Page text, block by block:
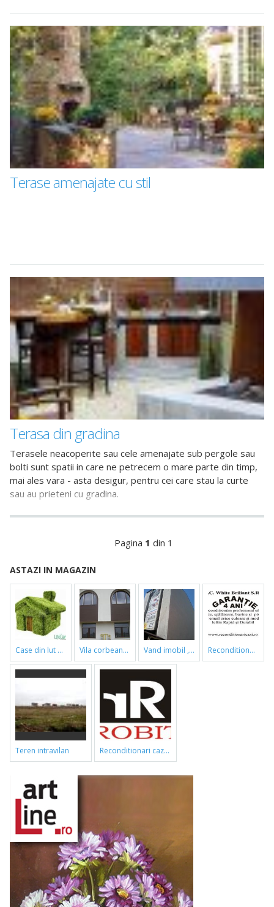
Terase amenajate cu stil
Terasa din gradina
Terasele neacoperite sau cele amenajate sub pergole sau
bolti sunt spatii in care ne petrecem o mare parte din timp,
mai ales vara - asta desigur, pentru cei care stau la curte
sau au prieteni cu gradina.
Pagina 1 din 1
ASTAZI IN MAGAZIN
case din lut si paie vila corbeanca vand imobil ,790m,piata gorjului,pret negociabil reconditionari cazi de baie
teren intravilan reconditionari cazi de baie